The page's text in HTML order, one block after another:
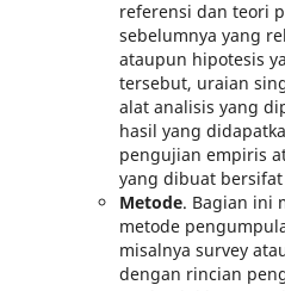
referensi dan teori
sebelumnya yang
ataupun hipotesis
tersebut, uraian
alat analisis yang
hasil yang
pengujian empiris
yang dibuat
Metode. Bagian ini
metode
misalnya survey
dengan rincian